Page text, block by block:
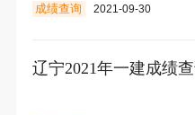
成绩查询 2021-09-30
辽宁2021年一建成绩